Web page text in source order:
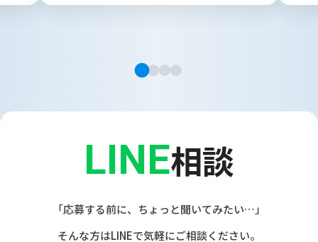
LINE相談
「応募する前に、ちょっと聞いてみたい…」
そんな方はLINEで気軽にご相談ください。